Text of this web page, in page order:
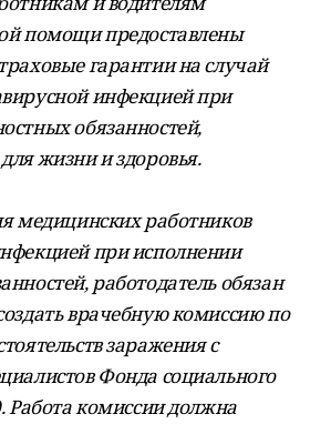
помощи предоставлены
гарантии на случай
инфекцией при
обязанностей,
жизни и здоровья.
медицинских работников
при исполнении
работодатель обязан
врачебную комиссию по
заражения с
Фонда социального
Работа комиссии должна